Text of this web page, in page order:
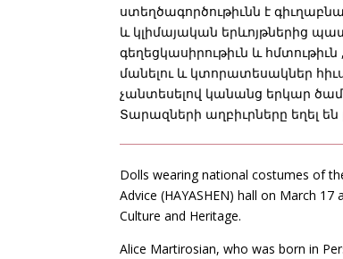
ստեղծագործութիւնն է
և կլիմայական երևոյթներից
գեղեցկասիրութիւն և
մանելու և կտորատեսակներ
չանտեսելով կանանց երկար
Տարազների աղբիւրները եղել
Dolls wearing national costumes of
Advice (HAYASHEN) hall on March
Culture and Heritage.
Alice Martirosian, who was born in